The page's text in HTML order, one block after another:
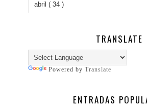
TRANSLATE
Powered by Translate
ENTRADAS